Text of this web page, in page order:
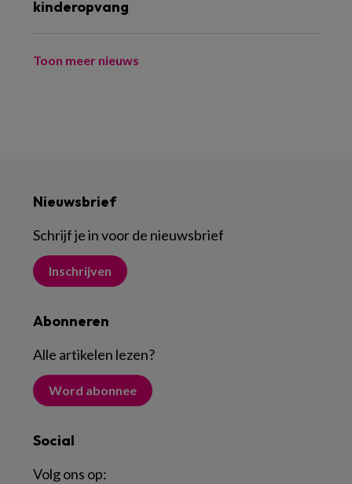
kinderopvang
Toon meer nieuws
Nieuwsbrief
Schrijf je in voor de nieuwsbrief
Inschrijven
Abonneren
Alle artikelen lezen?
Word abonnee
Social
Volg ons op: